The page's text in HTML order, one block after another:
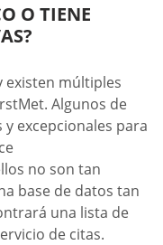
O TIENE
existen múltiples
Algunos de
excepcionales para
no son tan
base de datos tan
una lista de
de citas.